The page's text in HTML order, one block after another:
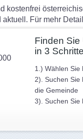
kostenfrei
Für mehr
Finden Sie
in 3
1.) Wählen Sie
2). Suchen Sie
die Gemeinde
3). Suchen Sie